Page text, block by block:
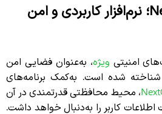
۲. نرم‌افزار NextCloud؛ نرم‌افزار کاربردی و امن
امنیتی ویژه، به‌عنوان فضایی امن
شناخته شده است. به‌کمک برنامه‌های
، محیط محافظتی قدرتمند‌ی در آن
کاربر را به‌دنبال خواهد داشت.